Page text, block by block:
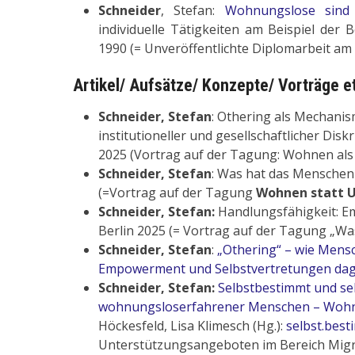
Schneider, Stefan: Wohnungslose
individuelle Tätigkeiten am Beispiel der
1990 (= Unveröffentlichte Diplomarbeit
Artikel/ Aufsätze/ Konzepte/ Vorträge
Schneider, Stefan: Othering als
institutioneller und gesellschaftlicher
2025 (Vortrag auf der Tagung: Wohnen
Schneider, Stefan: Was hat das
(=Vortrag auf der TagungWohnen statt
Schneider, Stefan: Handlungsfähigkeit:
Berlin 2025 (= Vortrag auf der Tagung
Schneider, Stefan: „Othering“ – wie
Empowerment und Selbstvertretungen
Schneider, Stefan:Selbstbestimmt und
wohnungsloserfahrener Menschen –
Höckesfeld, Lisa Klimesch (Hg.):
Unterstützungsangeboten im Bereich